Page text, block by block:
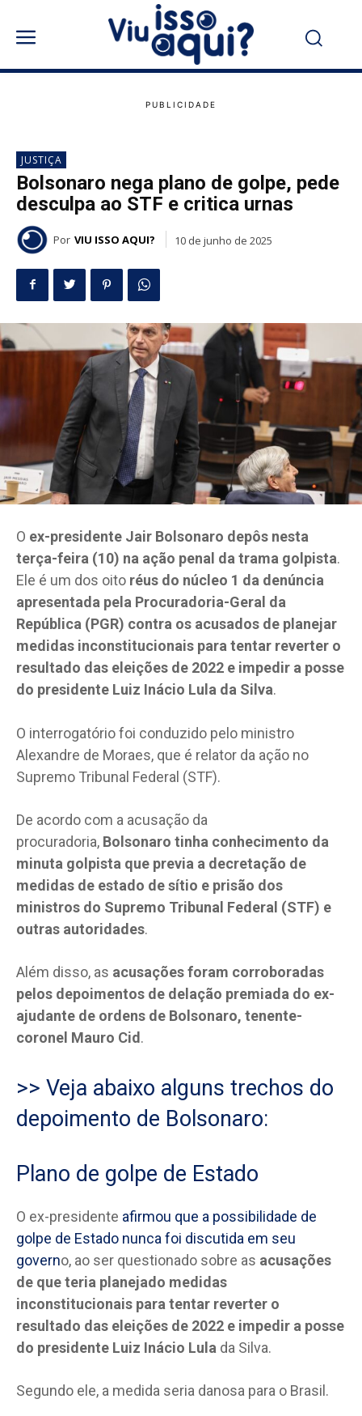
JUSTIÇA
Bolsonaro nega plano de golpe, pede
desculpa ao STF e critica urnas
Por VIU ISSO AQUI? 10 de junho de 2025
O ex-presidente Jair Bolsonaro depôs nesta
terça-feira (10) na ação penal da trama golpista.
Ele é um dos oito réus do núcleo 1 da denúncia
apresentada pela Procuradoria-Geral da
República (PGR) contra os acusados de planejar
medidas inconstitucionais para tentar reverter o
resultado das eleições de 2022 e impedir a posse
do presidente Luiz Inácio Lula da Silva.
O interrogatório foi conduzido pelo ministro
Alexandre de Moraes, que é relator da ação no
Supremo Tribunal Federal (STF).
De acordo com a acusação da
procuradoria, Bolsonaro tinha conhecimento da
minuta golpista que previa a decretação de
medidas de estado de sítio e prisão dos
ministros do Supremo Tribunal Federal (STF) e
outras autoridades.
Além disso, as acusações foram corroboradas
pelos depoimentos de delação premiada do ex-
ajudante de ordens de Bolsonaro, tenente-
coronel Mauro Cid .
>> Veja abaixo alguns trechos do
depoimento de Bolsonaro:
Plano de golpe de Estado
O ex-presidente afirmou que a possibilidade de
golpe de Estado nunca foi discutida em seu
governo, ao ser questionado sobre as acusações
de que teria planejado medidas
inconstitucionais para tentar reverter o
resultado das eleições de 2022 e impedir a posse
do presidente Luiz Inácio Lula da Silva.
Segundo ele, a medida seria danosa para o Brasil.